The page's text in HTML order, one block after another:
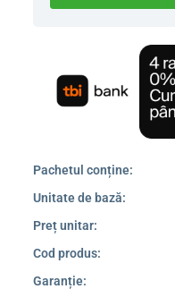
Pachetul conține:
Unitate de bază:
Preț unitar:
Cod produs:
Garanție: